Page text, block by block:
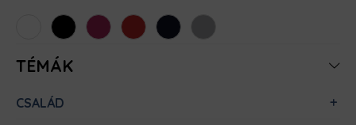
FeketePink Piros SötétkékSportszürke
TÉMÁK
CSALÁD